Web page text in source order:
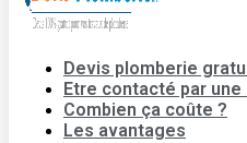
Devis plomberie
Etre contacté par
Combien ça coûte ?
Les avantages